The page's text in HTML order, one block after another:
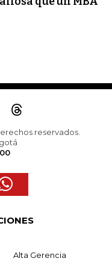
reservados.
Alta Gerencia